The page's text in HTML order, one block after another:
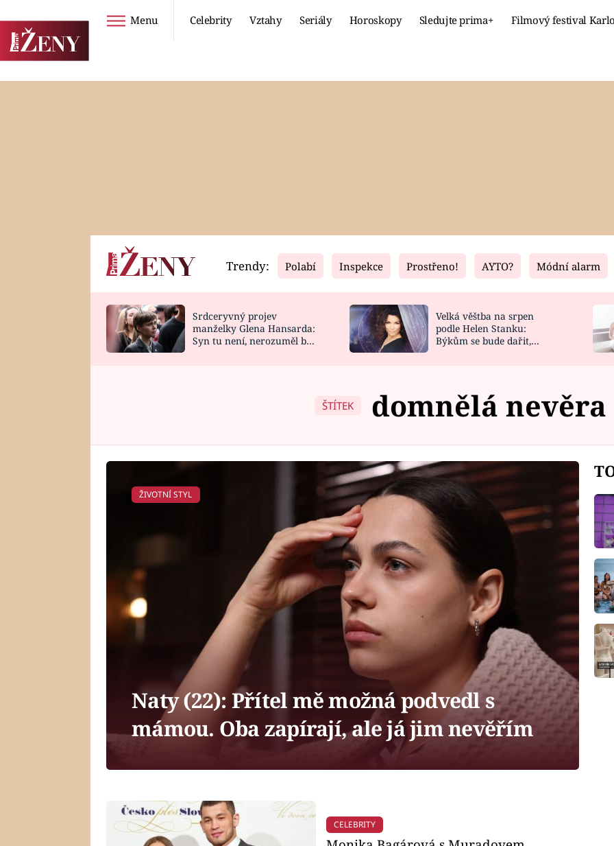
Menu Celebrity Vztahy Seriály Horoskopy Sledujte prima+ Filmový festival
Horoskopy
HOROSKOP NA
Video
CELEBRITY
VAŘENÍ
Fresh
NOVINKY
VIDEORECEPTY
Living
DESIGN
Trendy: Polabí Inspekce Prostřeno! AYTO? Módní alarm
Srdceryvný projev
manželky Glena Hansarda:
Syn tu není, nerozuměl by
Velká věštba na srpen
podle Helen Stanku:
Býkům se bude dařit,
ŠTÍTEK domnělá nevěra
ŽIVOTNÍ STYL
Naty (22): Přítel mě možná podvedl s
mámou. Oba zapírají, ale já jim nevěřím
CELEBRITY